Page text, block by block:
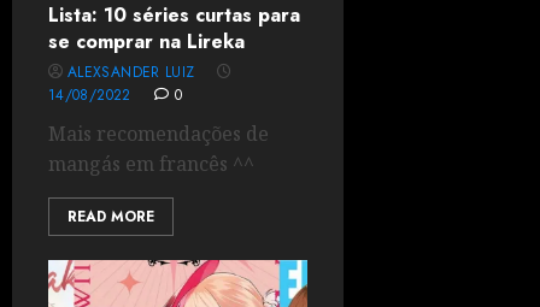
Lista: 10 séries curtas para
se comprar na Lireka
ALEXSANDER LUIZ
14/08/2022
0
Mais recomendações de
mangás em francês ^^
READ MORE